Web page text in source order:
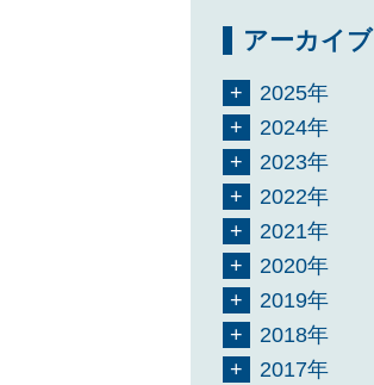
アーカイブ
2025年
2024年
2023年
2022年
2021年
2020年
2019年
2018年
2017年